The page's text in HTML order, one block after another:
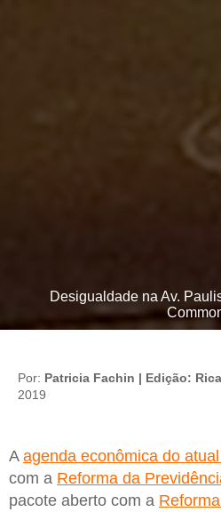
Desigualdade na Av.
Por: Patricia Fachin | Edição:
2019
A agenda econômica do
com a Reforma da
pacote aberto com a